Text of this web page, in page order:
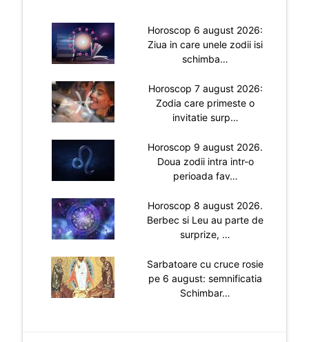
Horoscop 6 august 2026:
Ziua in care unele zodii isi
schimba…
Horoscop 7 august 2026:
Zodia care primeste o
invitatie surp…
Horoscop 9 august 2026.
Doua zodii intra intr-o
perioada fav…
Horoscop 8 august 2026.
Berbec si Leu au parte de
surprize, …
Sarbatoare cu cruce rosie
pe 6 august: semnificatia
Schimbar…